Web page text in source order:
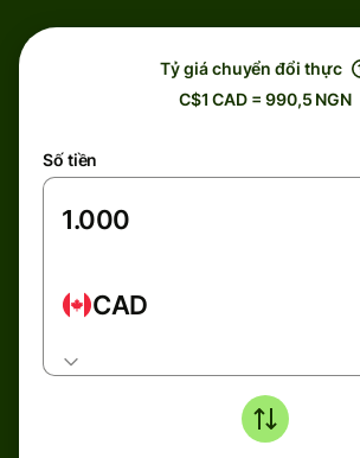
Tỷ giá chuyển đổi thực
C$1 CAD = 990,5 NGN
Số tiền
CAD